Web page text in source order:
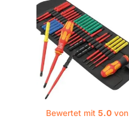
Bewertet mit5.0 von